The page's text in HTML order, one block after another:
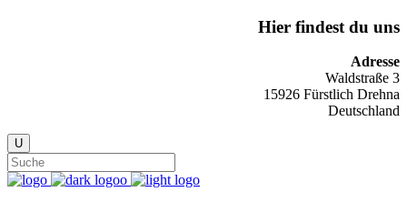
Hier findest du uns
Adresse
Waldstraße 3
15926 Fürstlich Drehna
Deutschland